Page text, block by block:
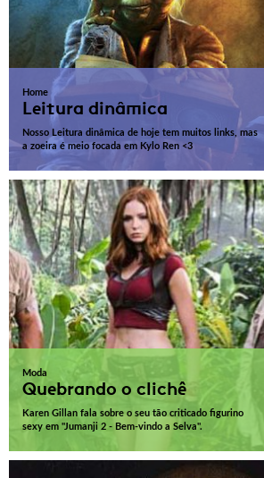
Home
Leitura dinâmica
Nosso Leitura dinâmica de hoje tem muitos links, mas
a zoeira é meio focada em Kylo Ren <3
Moda
Quebrando o clichê
Karen Gillan fala sobre o seu tão criticado figurino
sexy em "Jumanji 2 - Bem-vindo a Selva".